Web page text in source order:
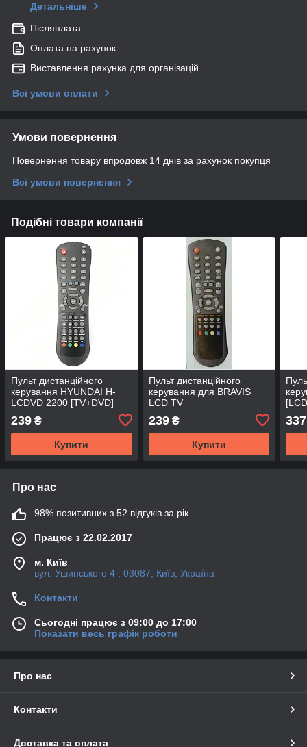
Детальніше
Післяплата
Оплата на рахунок
Виставлення рахунка для організацій
Всі умови оплати
Умови повернення
Повернення товару впродовж 14 днів за рахунок покупця
Всі умови повернення
Подібні товари компанії
Пульт дистанційного
керування HYUNDAI H-
LCDVD 2200 [TV+DVD]
239 ₴
Купити
Пульт дистанційного
керування для BRAVIS
LCD TV
239₴
Купити
337
Про нас
98% позитивних з 52 відгуків за рік
Працює з 22.02.2017
м. Київ
вул. Ушинського 4 , 03087, Київ, Україна
Контакти
Сьогодні працює з 09:00 до 17:00
Показати весь графік роботи
Про нас
Контакти
Доставка та оплата